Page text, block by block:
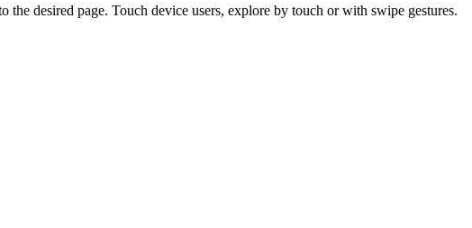
desired page. Touch device users, explore by touch or with swipe gestures.